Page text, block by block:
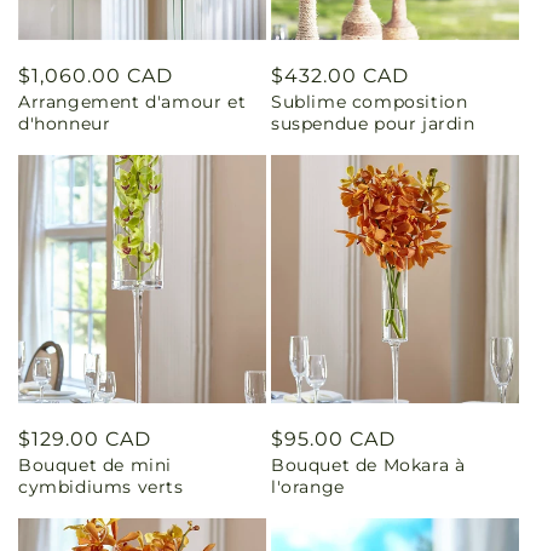
Prix
habituel
$1,060.00 CAD
Arrangement d'amour et
d'honneur
Prix
habituel
$432.00 CAD
Sublime composition
suspendue pour jardin
Prix
habituel
$129.00 CAD
Bouquet de mini
cymbidiums verts
Prix
habituel
$95.00 CAD
Bouquet de Mokara à
l'orange